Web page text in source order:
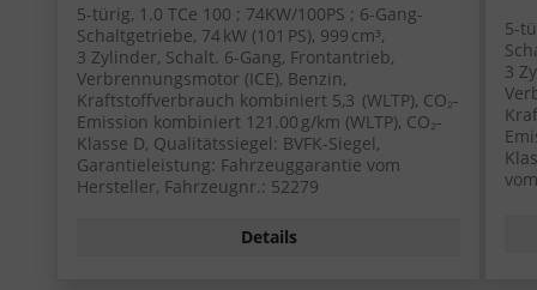
5-türig, 1.0 TCe 100 ; 74KW/100PS ; 6-Gang-
Schaltgetriebe, 74 kW (101 PS), 999 cm³,
3 Zylinder, Schalt. 6-Gang, Frontantrieb,
Verbrennungsmotor (ICE), Benzin,
Kraftstoffverbrauch kombiniert 5,3 (WLTP), CO₂-
Emission kombiniert 121.00 g/km (WLTP), CO₂-
Klasse D, Qualitätssiegel: BVFK-Siegel,
Garantieleistung: Fahrzeuggarantie vom
Hersteller, Fahrzeugnr.: 52279
Details
5-
3